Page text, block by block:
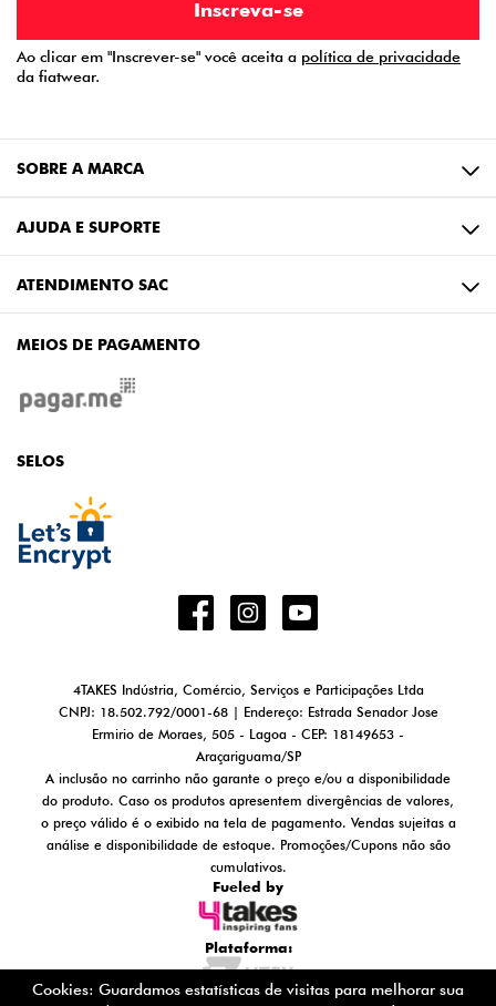
Ao clicar em "Inscrever-se" você aceita a política de privacidade
da fiatwear.
SOBRE A MARCA
AJUDA E SUPORTE
ATENDIMENTO SAC
MEIOS DE PAGAMENTO
SELOS
4TAKES Indústria, Comércio, Serviços e Participações Ltda
CNPJ: 18.502.792/0001-68 | Endereço: Estrada Senador Jose
Ermirio de Moraes, 505 - Lagoa - CEP: 18149653 -
Araçariguama/SP
A inclusão no carrinho não garante o preço e/ou a disponibilidade
do produto. Caso os produtos apresentem divergências de valores,
o preço válido é o exibido na tela de pagamento. Vendas sujeitas a
análise e disponibilidade de estoque. Promoções/Cupons não são
cumulativos.
Fueled by
Plataforma:
Cookies: Guardamos estatísticas de visitas para melhorar sua